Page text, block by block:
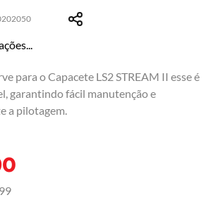
para o Capacete LS2 STREAM II esse é
garantindo fácil manutenção e
a pilotagem.
99